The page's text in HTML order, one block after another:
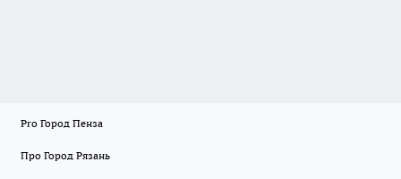
Pro Город Пенза
Про Город Рязань